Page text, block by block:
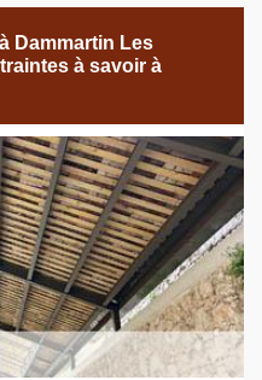
Dammartin Les
à savoir à